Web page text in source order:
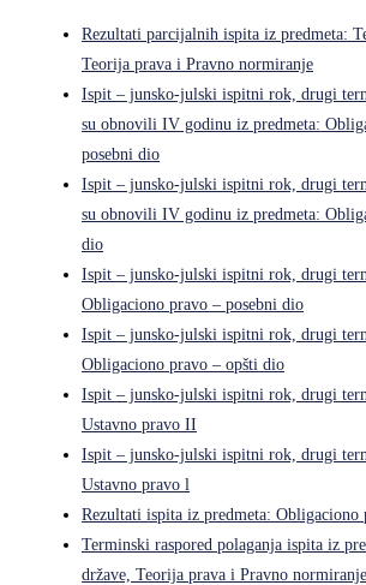
Rezultati parcijalnih ispita iz predmeta:
Teorija prava i Pravno normiranje
Ispit – junsko-julski ispitni rok, drugi
su obnovili IV godinu iz predmeta:
posebni dio
Ispit – junsko-julski ispitni rok, drugi
su obnovili IV godinu iz predmeta:
dio
Ispit – junsko-julski ispitni rok, drugi
Obligaciono pravo – posebni dio
Ispit – junsko-julski ispitni rok, drugi
Obligaciono pravo – opšti dio
Ispit – junsko-julski ispitni rok, drugi
Ustavno pravo II
Ispit – junsko-julski ispitni rok, drugi
Ustavno pravo l
Rezultati ispita iz predmeta: Obligaciono
Terminski raspored polaganja ispita iz
države, Teorija prava i Pravno normiranje